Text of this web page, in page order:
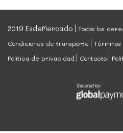
2019 EsdeMercado
Todos los
Condiciones de transporte
Política de privacidad
Contacto